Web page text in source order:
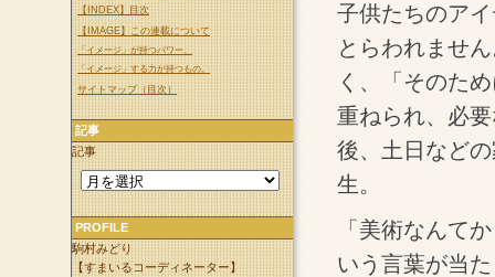
子供たちのア
とらわれませ
く、「そのた
重ねられ、必
後、土日など
生。
「美術なんて
いう言葉が当
【INDEX】目次
【IMAGE】この連載について
「イメージ」が持つパワー。
「イメージ」する力が持つもの。
サイトマップ（目次）
記事
記事
PROFILE
駒村みどり
【すまいるコーディネーター】